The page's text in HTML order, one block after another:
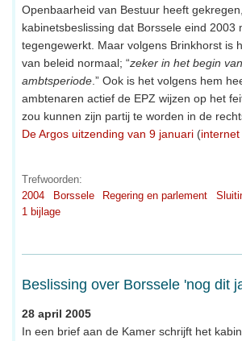
Openbaarheid van Bestuur heeft
kabinetsbeslissing dat Borssele eind 2003
tegengewerkt. Maar volgens Brinkhorst is
van beleid normaal; “zeker in het begin
ambtsperiode.” Ook is het volgens hem
ambtenaren actief de EPZ wijzen op het
zou kunnen zijn partij te worden in de
De Argos uitzending van 9 januari (
Trefwoorden:
2004
Borssele Regering en parlement
1 bijlage
Beslissing over Borssele 'nog dit
28 april 2005
In een brief aan de Kamer schrijft het